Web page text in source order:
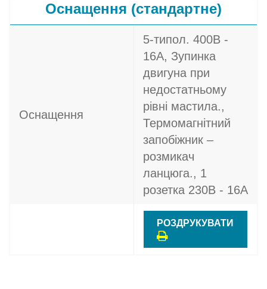
Оснащення (стандартне)
Оснащення
5-типол. 400В -
16A, Зупинка
двигуна при
недостатньому
рівні мастила.,
Термомагнітний
запобіжник –
розмикач
ланцюга., 1
розетка 230В - 16A
РОЗДРУКУВАТИ